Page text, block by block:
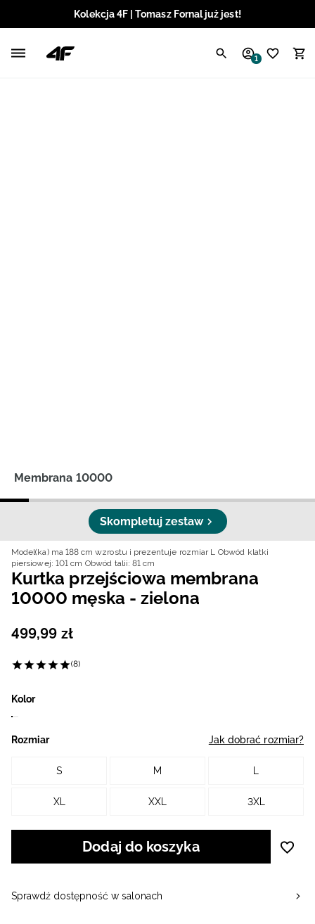
Kolekcja 4F | Tomasz Fornal już jest!
1
Membrana 10000
Skompletuj zestaw
Model(ka) ma 188 cm wzrostu i prezentuje rozmiar L Obwód klatki
piersiowej: 101 cm Obwód talii: 81 cm
Kurtka przejściowa membrana
10000 męska - zielona
499,99 zł
(8)
Kolor
Rozmiar Jak dobrać rozmiar?
S M L
XL XXL 3XL
Dodaj do koszyka
Sprawdź dostępność w salonach